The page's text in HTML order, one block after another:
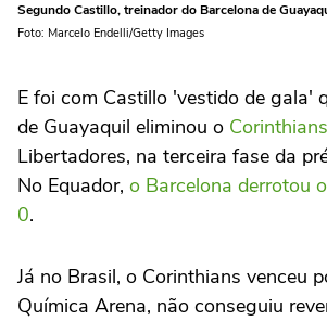
Segundo Castillo, treinador do Barcelona de
Foto: Marcelo Endelli/Getty Images
E foi com Castillo 'vestido de gala'
de Guayaquil eliminou o Corinthians
Libertadores, na terceira fase da
No Equador, o Barcelona derrotou
0.
Já no Brasil, o Corinthians venceu
Química Arena, não conseguiu